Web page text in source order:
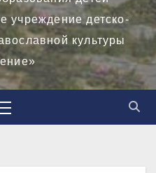
учреждение детско-
культуры